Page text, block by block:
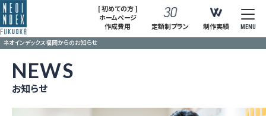
[ 初めての方 ]
ホームページ
作成費用
定額制プラン 制作実績 MENU
ネオインデックス福岡からのお知らせ
NEWS
お知らせ